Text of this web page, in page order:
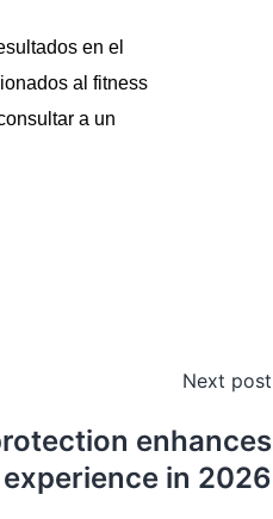
en el
al fitness
a un
Next post
enhances
in 2026